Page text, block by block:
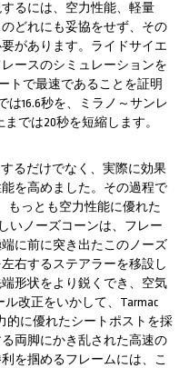
るには、空力性能、軽量
どれにも妥協をせず、その
があります。ライドサイエ
ースのシミュレーションを
トで最速であることを証明
は16.6秒を、ミラノ～サンレ
では20秒を短縮します。
るだけでなく、実際に効果
を高めました。その過程で
もっとも空力性能に優れた
いノーズコーンは、フレー
に前に突き出たこのノーズ
右するステアラーを移設し
形状をより鋭くでき、空気
改正をいかして、Tarmac
的に優れたシートポストを採
両脚にかき乱された高速の
を掴めるフレームには、こ